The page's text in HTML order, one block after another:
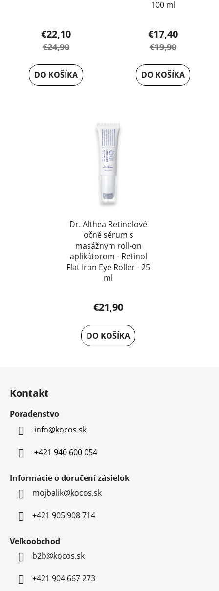
€22,10
€24,90
DO KOŠÍKA
100 ml
€17,40
€19,90
DO KOŠÍKA
Dr. Althea Retinolové
očné sérum s
masážnym roll-on
aplikátorom - Retinol
Flat Iron Eye Roller - 25
ml
€21,90
DO KOŠÍKA
Kontakt
Poradenstvo
info@kocos.sk
+421 940 600 054
Informácie o doručení zásielok
mojbalik@kocos.sk
+421 905 908 714
Veľkoobchod
b2b@kocos.sk
+421 904 667 273